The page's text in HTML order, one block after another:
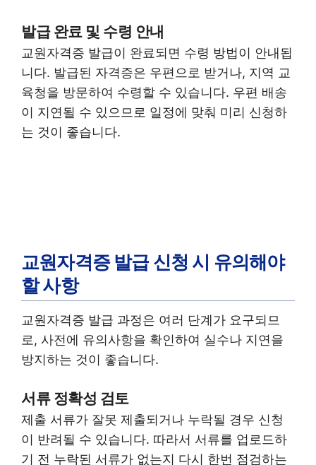
발급 완료 및 수령 안내
교원자격증 발급이 완료되면 수령 방법이 안내됩
니다. 발급된 자격증은 우편으로 받거나, 지역 교
육청을 방문하여 수령할 수 있습니다. 우편 배송
이 지연될 수 있으므로 일정에 맞춰 미리 신청하
는 것이 좋습니다.
교원자격증 발급 신청 시 유의해야
할 사항
교원자격증 발급 과정은 여러 단계가 요구되므
로, 사전에 유의사항을 확인하여 실수나 지연을
방지하는 것이 좋습니다.
서류 정확성 검토
제출 서류가 잘못 제출되거나 누락될 경우 신청
이 반려될 수 있습니다. 따라서 서류를 업로드하
기 전 누락된 서류가 없는지 다시 한번 점검하는